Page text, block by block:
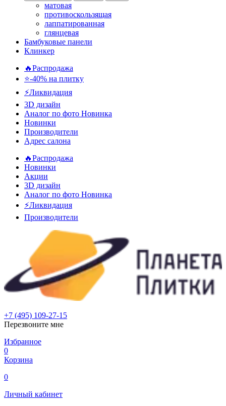
матовая
противоскользящая
лаппатированная
глянцевая
Бамбуковые панели
Клинкер
🔥Распродажа
⭐-40% на плитку
⚡️Ликвидация
3D дизайн
Аналог по фото Новинка
Новинки
Производители
Адрес салона
🔥Распродажа
Новинки
Акции
3D дизайн
Аналог по фото Новинка
⚡Ликвидация
Производители
+7 (495) 109-27-15
Перезвоните мне
Избранное
0
Корзина
0
Личный кабинет